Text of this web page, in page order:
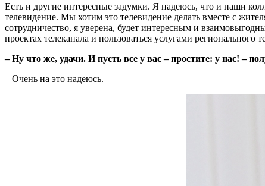
Есть и другие интересные задумки. Я надеюсь, что и наши
телевидение. Мы хотим это телевидение делать вместе с
сотрудничество, я уверена, будет интересным и
проектах телеканала и пользоваться услугами регионального
– Ну что же, удачи. И пусть все у вас – простите: у нас! –
– Очень на это надеюсь.